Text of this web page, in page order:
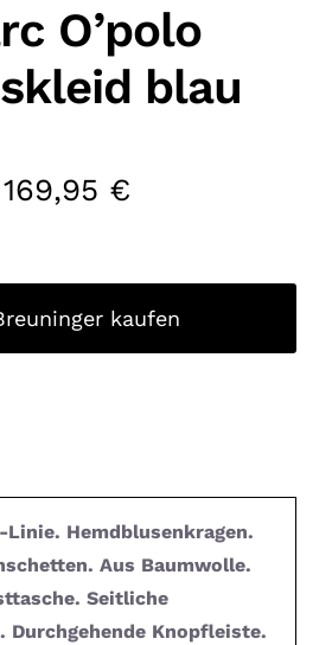
O’polo
blau
169,95 €
kaufen
Linie. Hemdblusenkragen.
Aus Baumwolle.
Seitliche
Durchgehende Knopfleiste.